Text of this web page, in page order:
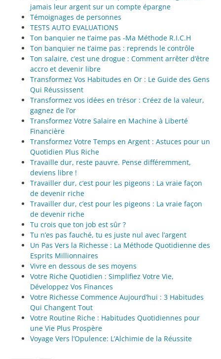
jamais leur argent sur un compte épargne
Témoignages de personnes
TESTS AUTO EVALUATIONS
Ton banquier ne t’aime pas -Ma Méthode R.I.C.H
Ton banquier ne t’aime pas : reprends le contrôle
Ton salaire, c’est une drogue : Comment arrêter d’être
accro et devenir libre
Transformez Vos Habitudes en Or : Le Guide des Gens
Qui Réussissent
Transformez vos idées en trésor : Créez de la valeur,
gagnez de l’or
Transformez Votre Salaire en Machine à Liberté
Financière
Transformez Votre Temps en Argent : Astuces pour un
Quotidien Plus Riche
Travaille dur, reste pauvre. Pense différemment,
deviens libre !
Travailler dur, c’est pour les pigeons : La vraie façon
de devenir riche
Travailler dur, c’est pour les pigeons : La vraie façon
de devenir riche
Tu crois que ton job est sûr ?
Tu n’es pas fauché, tu es juste nul avec l’argent
Un Pas Vers la Richesse : La Méthode Quotidienne des
Esprits Millionnaires
Vivre en dessous de ses moyens
Votre Riche Quotidien : Simplifiez Votre Vie,
Développez Vos Finances
Votre Richesse Commence Aujourd’hui : 3 Habitudes
Qui Changent Tout
Votre Routine Riche : Habitudes Quotidiennes pour
une Vie Plus Prospère
Voyage Vers l’Opulence: L’Alchimie de la Réussite